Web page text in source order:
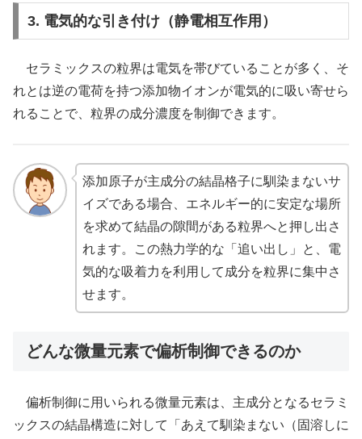
3. 電気的な引き付け（静電相互作用）
セラミックスの粒界は電気を帯びていることが多く、そ
れとは逆の電荷を持つ添加物イオンが電気的に吸い寄せら
れることで、粒界の成分濃度を制御できます。
添加原子が主成分の結晶格子に馴染まないサ
イズである場合、エネルギー的に安定な場所
を求めて結晶の隙間がある粒界へと押し出さ
れます。この熱力学的な「追い出し」と、電
気的な吸着力を利用して成分を粒界に集中さ
せます。
どんな微量元素で偏析制御できるのか
偏析制御に用いられる微量元素は、主成分となるセラミ
ックスの結晶構造に対して「あえて馴染まない（固溶しに